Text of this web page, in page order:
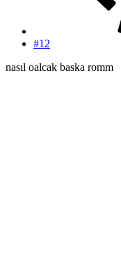
#12
nasıl oalcak baska romm